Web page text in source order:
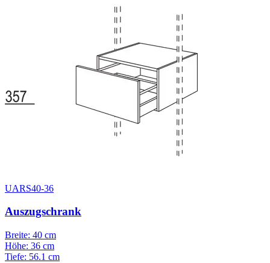
UARS40-36
Auszugschrank
Breite: 40 cm
Höhe: 36 cm
Tiefe: 56.1 cm